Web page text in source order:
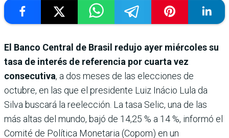
El Banco Central de Brasil redujo ayer miércoles su
tasa de interés de referencia por cuarta vez
consecutiva, a dos meses de las elecciones de
octubre, en las que el presidente Luiz Inácio Lula da
Silva buscará la reelección. La tasa Selic, una de las
más altas del mundo, bajó de 14,25 % a 14 %, informó el
Comité de Política Monetaria (Copom) en un